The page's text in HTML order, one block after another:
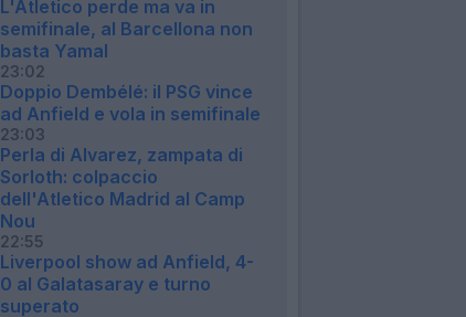
L'Atletico perde ma va in
semifinale, al Barcellona non
basta Yamal
23:02
Doppio Dembélé: il PSG vince
ad Anfield e vola in semifinale
23:03
Perla di Alvarez, zampata di
Sorloth: colpaccio
dell'Atletico Madrid al Camp
Nou
22:55
Liverpool show ad Anfield, 4-
0 al Galatasaray e turno
superato